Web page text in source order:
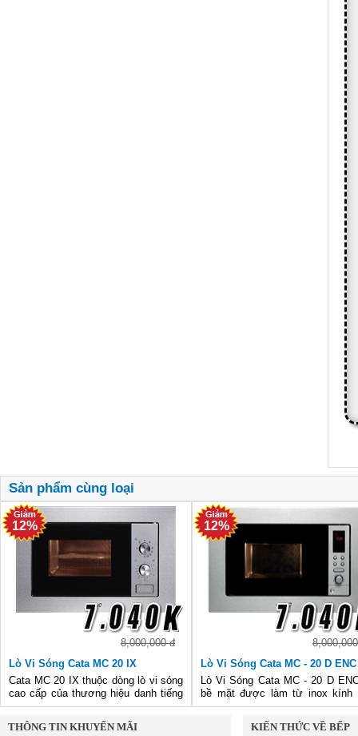
Sản phẩm cùng loại
12%
8,000,000 đ
Lò Vi Sóng Cata MC 20 IX
Cata MC 20 IX thuộc dòng lò vi sóng
cao cấp của thương hiệu danh tiếng
Cata Tây Ban Nha, sản phẩm được
trang bị những tính năng cao cấp, đa
năng để bạn tiết kiệm thời gian nấu
12%
Lò Vi Sóng Cata MC - 20 D ENC
Lò Vi Sóng Cata MC - 20 D
bề mặt được làm từ inox kính
cấp, sáng bóng dễ lau chùi và
đẹp với thời gian. Sản phẩm
định sẽ là lựa chọn hoàn hảo
THÔNG TIN KHUYẾN MÃI KIẾN THỨC VỀ BẾP